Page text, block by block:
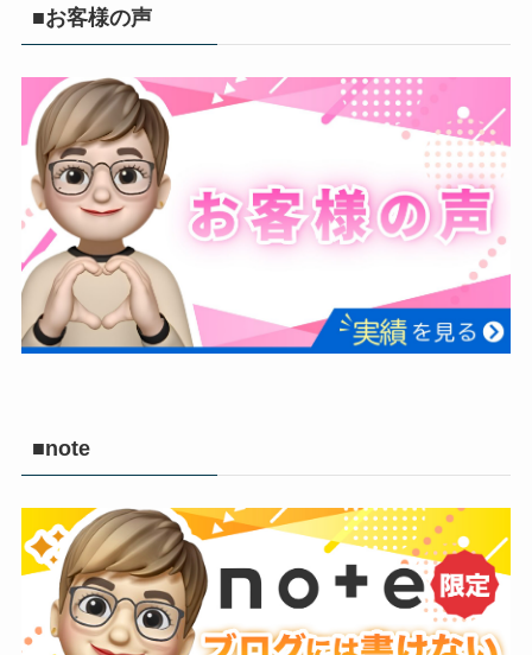
■お客様の声
■note